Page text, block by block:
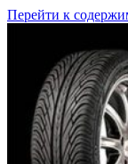
Перейти к